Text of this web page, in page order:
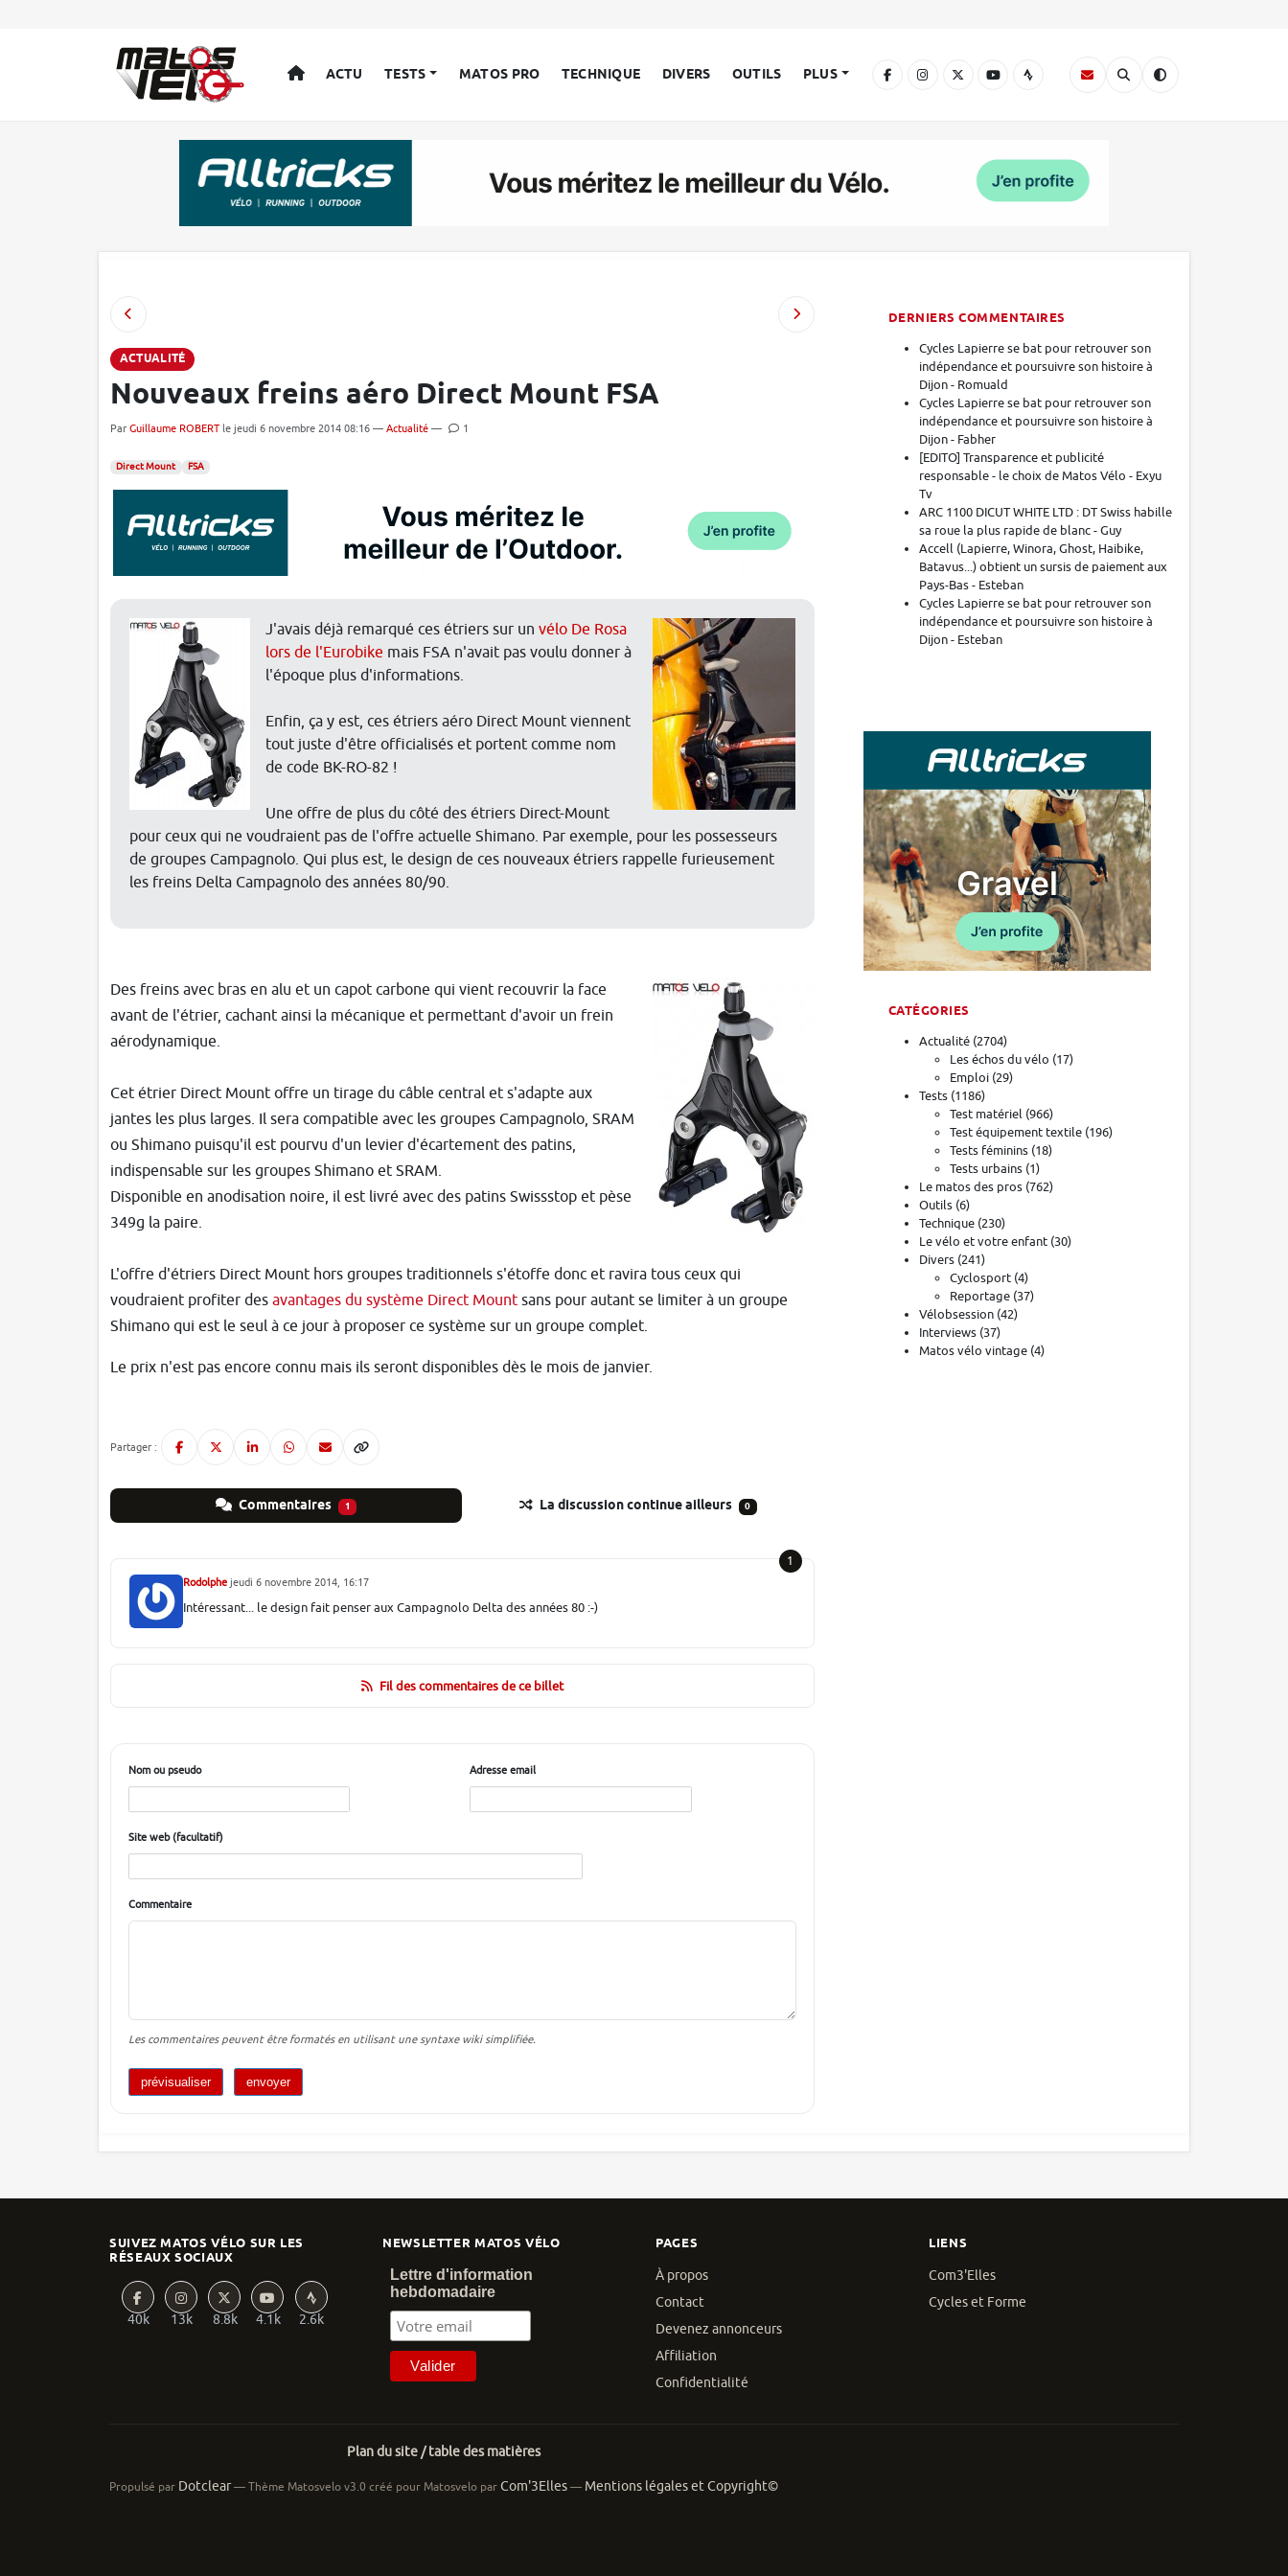
ACCUEIL
ACTU TESTS MATOS PRO TECHNIQUE DIVERS OUTILS PLUS
ACTUALITÉ
Nouveaux freins aéro Direct Mount FSA
Par Guillaume ROBERT le jeudi 6 novembre 2014 08:16 — Actualité — 1
Direct Mount FSA
J'avais déjà remarqué ces étriers sur un vélo De Rosa
lors de l'Eurobike mais FSA n'avait pas voulu donner à
l'époque plus d'informations.
Enfin, ça y est, ces étriers aéro Direct Mount viennent
tout juste d'être officialisés et portent comme nom
de code BK-RO-82 !
Une offre de plus du côté des étriers Direct-Mount
pour ceux qui ne voudraient pas de l'offre actuelle Shimano. Par exemple, pour les possesseurs
de groupes Campagnolo. Qui plus est, le design de ces nouveaux étriers rappelle furieusement
les freins Delta Campagnolo des années 80/90.
Des freins avec bras en alu et un capot carbone qui vient recouvrir la face
avant de l'étrier, cachant ainsi la mécanique et permettant d'avoir un frein
aérodynamique.
Cet étrier Direct Mount offre un tirage du câble central et s'adapte aux
jantes les plus larges. Il sera compatible avec les groupes Campagnolo, SRAM
ou Shimano puisqu'il est pourvu d'un levier d'écartement des patins,
indispensable sur les groupes Shimano et SRAM.
Disponible en anodisation noire, il est livré avec des patins Swissstop et pèse
349g la paire.
L'offre d'étriers Direct Mount hors groupes traditionnels s'étoffe donc et ravira tous ceux qui
voudraient profiter des avantages du système Direct Mount sans pour autant se limiter à un groupe
Shimano qui est le seul à ce jour à proposer ce système sur un groupe complet.
Le prix n'est pas encore connu mais ils seront disponibles dès le mois de janvier.
Partager :
Commentaires 1 La discussion continue ailleurs 0
1
Rodolphe jeudi 6 novembre 2014, 16:17
Intéressant... le design fait penser aux Campagnolo Delta des années 80 :-)
Fil des commentaires de ce billet
Nom ou pseudo Adresse email
Site web (facultatif)
Commentaire
Les commentaires peuvent être formatés en utilisant une syntaxe wiki simplifiée.
DERNIERS COMMENTAIRES
Cycles Lapierre se bat pour retrouver son
indépendance et poursuivre son histoire à
Dijon - Romuald
Cycles Lapierre se bat pour retrouver son
indépendance et poursuivre son histoire à
Dijon - Fabher
[EDITO] Transparence et publicité
responsable - le choix de Matos Vélo - Exyu
Tv
ARC 1100 DICUT WHITE LTD : DT Swiss habille
sa roue la plus rapide de blanc - Guy
Accell (Lapierre, Winora, Ghost, Haibike,
Batavus...) obtient un sursis de paiement aux
Pays-Bas - Esteban
Cycles Lapierre se bat pour retrouver son
indépendance et poursuivre son histoire à
Dijon - Esteban
CATÉGORIES
Actualité (2704)
Les échos du vélo (17)
Emploi (29)
Tests (1186)
Test matériel (966)
Test équipement textile (196)
Tests féminins (18)
Tests urbains (1)
Le matos des pros (762)
Outils (6)
Technique (230)
Le vélo et votre enfant (30)
Divers (241)
Cyclosport (4)
Reportage (37)
Vélobsession (42)
Interviews (37)
Matos vélo vintage (4)
PAGES
À propos
Contact
Devenez annonceurs
Affiliation
Confidentialité
NEWSLETTER MATOS VÉLO
Lettre d'information
hebdomadaire
SUIVEZ MATOS VÉLO SUR LES
RÉSEAUX SOCIAUX
40k 13k 8.8k 4.1k 2.6k
LIENS
Com3'Elles
Cycles et Forme
Plan du site / table des matières
Propulsé par Dotclear— Thème Matosvelo v3.0 créé pour Matosvelo parCom'3Elles— Mentions légales et Copyright©